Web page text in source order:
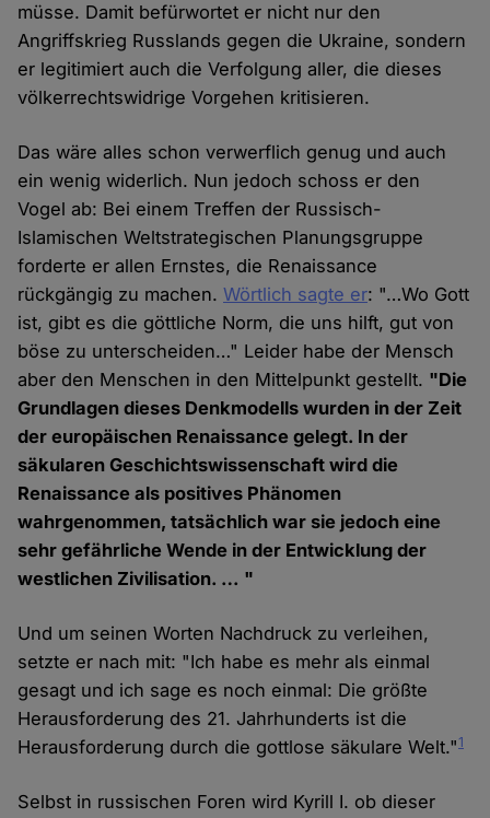
müsse. Damit befürwortet er nicht nur den
Angriffskrieg Russlands gegen die Ukraine, sondern
er legitimiert auch die Verfolgung aller, die dieses
völkerrechtswidrige Vorgehen kritisieren.
Das wäre alles schon verwerflich genug und auch
ein wenig widerlich. Nun jedoch schoss er den
Vogel ab: Bei einem Treffen der Russisch-
Islamischen Weltstrategischen Planungsgruppe
forderte er allen Ernstes, die Renaissance
rückgängig zu machen.Wörtlich sagte er: "…Wo Gott
ist, gibt es die göttliche Norm, die uns hilft, gut von
böse zu unterscheiden…" Leider habe der Mensch
aber den Menschen in den Mittelpunkt gestellt. "Die
Grundlagen dieses Denkmodells wurden in der Zeit
der europäischen Renaissance gelegt. In der
säkularen Geschichtswissenschaft wird die
Renaissance als positives Phänomen
wahrgenommen, tatsächlich war sie jedoch eine
sehr gefährliche Wende in der Entwicklung der
westlichen Zivilisation. … "
Und um seinen Worten Nachdruck zu verleihen,
setzte er nach mit: "Ich habe es mehr als einmal
gesagt und ich sage es noch einmal: Die größte
Herausforderung des 21. Jahrhunderts ist die
Herausforderung durch die gottlose säkulare Welt."1
Selbst in russischen Foren wird Kyrill I. ob dieser